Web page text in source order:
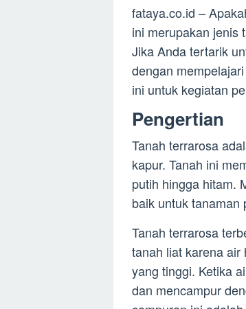
fataya.co.id –
ini merupakan jenis
Jika Anda tertarik
dengan
ini untuk kegiatan
Pengertian
Tanah terrarosa
kapur. Tanah ini
putih hingga hitam.
baik untuk tanaman
Tanah terrarosa
tanah liat karena air
yang tinggi. Ketika
dan mencampur